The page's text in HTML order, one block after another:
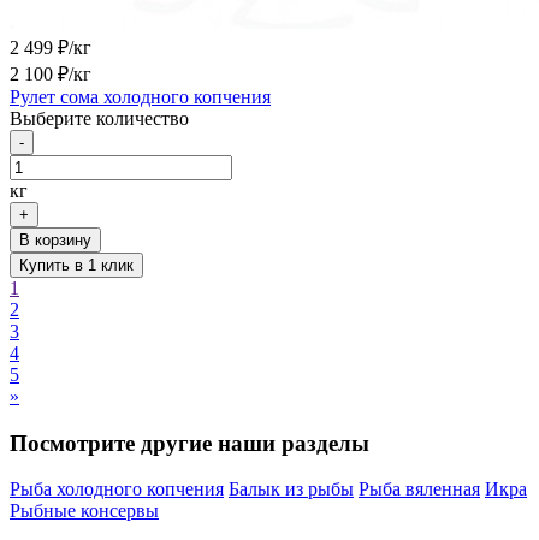
2 499 ₽/кг
2 100 ₽/кг
Рулет сома холодного копчения
Выберите количество
-
кг
+
В корзину
Купить в 1 клик
1
2
3
4
5
»
Посмотрите другие наши разделы
Рыба холодного копчения Балык из рыбы Рыба вяленная Икра
Рыбные консервы